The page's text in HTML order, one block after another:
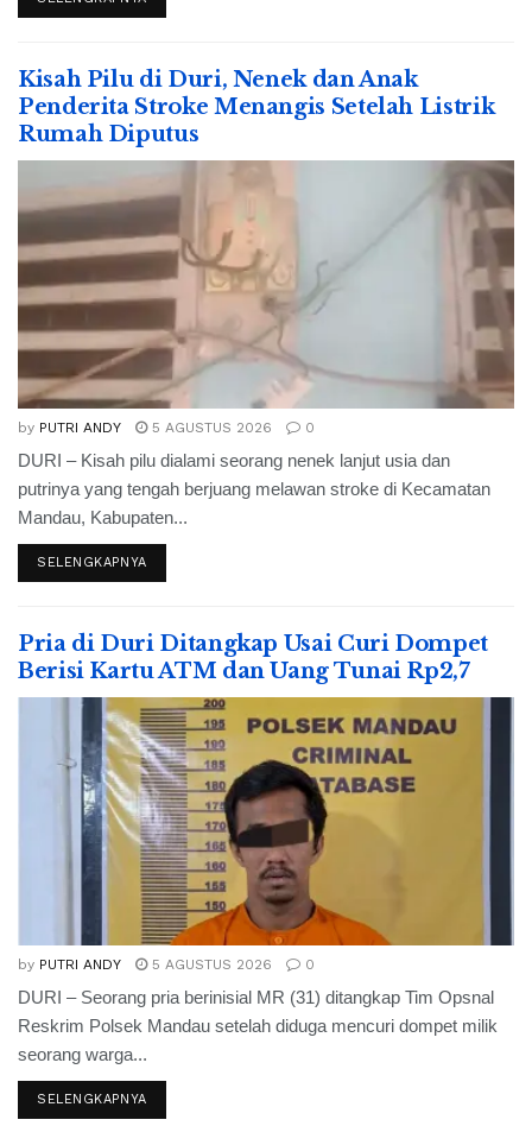
Kisah Pilu di Duri, Nenek dan Anak
Penderita Stroke Menangis Setelah Listrik
Rumah Diputus
by PUTRI ANDY 5 AGUSTUS 2026 0
DURI – Kisah pilu dialami seorang nenek lanjut usia dan
putrinya yang tengah berjuang melawan stroke di Kecamatan
Mandau, Kabupaten...
SELENGKAPNYA
Pria di Duri Ditangkap Usai Curi Dompet
Berisi Kartu ATM dan Uang Tunai Rp2,7
by PUTRI ANDY 5 AGUSTUS 2026 0
DURI – Seorang pria berinisial MR (31) ditangkap Tim Opsnal
Reskrim Polsek Mandau setelah diduga mencuri dompet milik
seorang warga...
SELENGKAPNYA